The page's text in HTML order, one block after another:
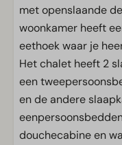
met openslaande
woonkamer heeft
eethoek waar je
Het chalet heeft 2
een
en de andere
douchecabine en